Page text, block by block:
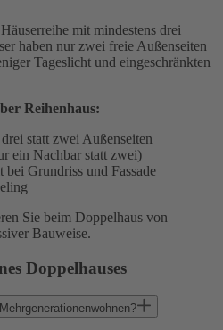
mit mindestens drei
haben nur zwei freie Außenseiten
Tageslicht und eingeschränkten
Reihenhaus:
statt zwei Außenseiten
ein Nachbar statt zwei)
bei Grundriss und Fassade
Sie beim Doppelhaus von
Bauweise.
Doppelhauses